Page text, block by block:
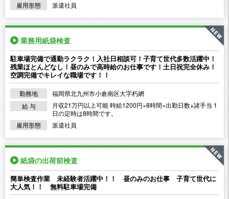
雇用形態
派遣社員
業務用紙袋検査
駐車場完備で通勤ラクラク！入社日相談可！子育て世代多数活躍中！
残業ほとんどなし！昼のみで高時給のお仕事です！土日祝完全休み！
空調完備でキレイな職場です！！
勤務地
福岡県北九州市小倉南区大字朽網
給 与
月収21万円以上可能 時給1200円×8時間×出勤日数+諸手当 1
日の定時は8時間です。
雇用形態
派遣社員
紙袋の出荷前検査
簡単検査作業 未経験者活躍中！！ 昼のみのお仕事 子育て世代に
大人気！！ 無料駐車場完備